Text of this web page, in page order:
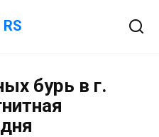
RS
бурь в г.